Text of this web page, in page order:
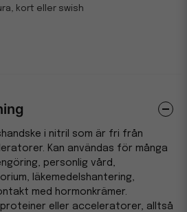
kort eller swish
i nitril som är fri från
Kan användas för många
personlig vård,
läkemedelshantering,
med hormonkrämer.
eller acceleratorer, alltså